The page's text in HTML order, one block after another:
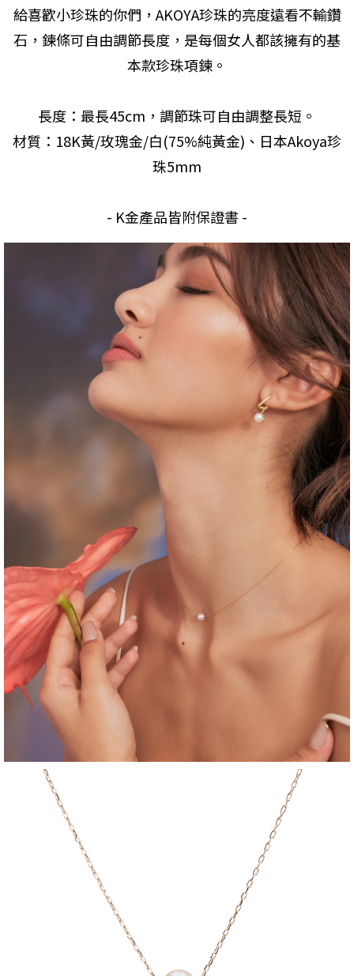
給喜歡小珍珠的你們，AKOYA珍珠的亮度遠看不輸鑽
石，鍊條可自由調節長度，是每個女人都該擁有的基
本款珍珠項鍊。
長度：最長45cm，調節珠可自由調整長短。
材質：18K黃/玫瑰金/白(75%純黃金)、日本Akoya珍
珠5mm
- K金產品皆附保證書 -